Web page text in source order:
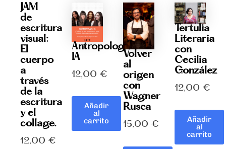
JAM
de
escritura
visual:
El
cuerpo
a
través
de la
escritura
y el
collage.
12,00 €
Antropolog-
IA
12,00 €
Añadir
al
carrito
Volver
al
origen
con
Wagner
Rusca
15,00 €
Tertulia
Literaria
con
Cecilia
González
12,00 €
Añadir
al
carrito